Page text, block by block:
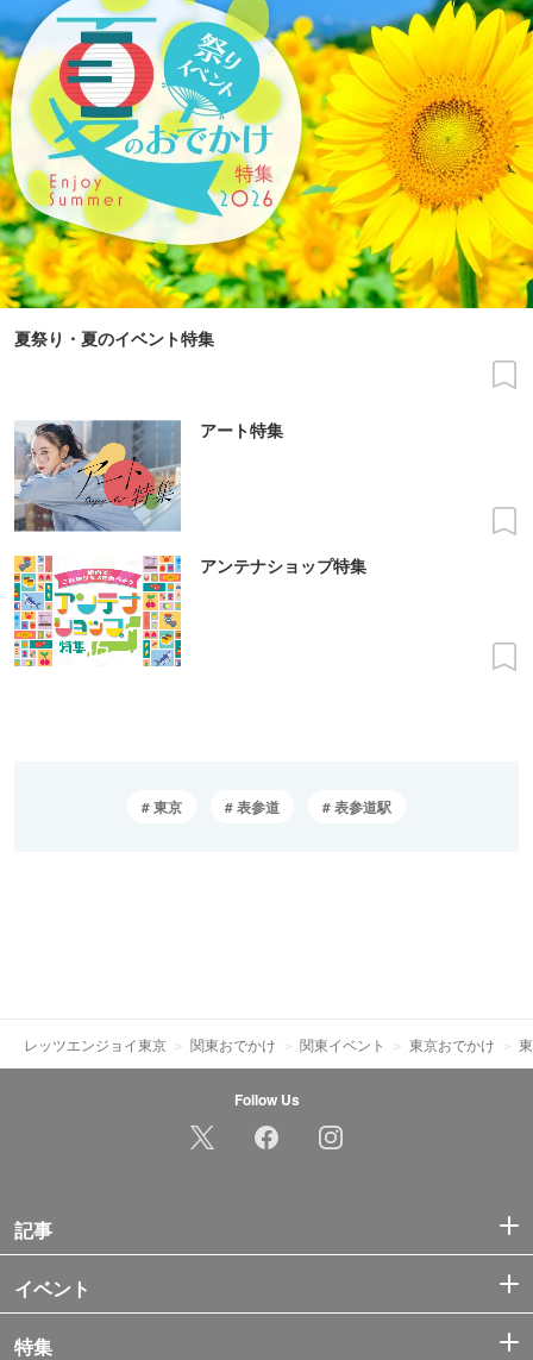
夏祭り・夏のイベント特集
アート特集
アンテナショップ特集
東京 表参道 表参道駅
レッツエンジョイ東京 関東おでかけ 関東イベント 東京おでかけ
Follow Us
記事
イベント
特集